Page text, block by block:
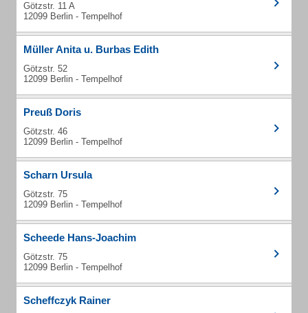
Götzstr. 11 A
12099 Berlin - Tempelhof
Müller Anita u. Burbas Edith
Götzstr. 52
12099 Berlin - Tempelhof
Preuß Doris
Götzstr. 46
12099 Berlin - Tempelhof
Scharn Ursula
Götzstr. 75
12099 Berlin - Tempelhof
Scheede Hans-Joachim
Götzstr. 75
12099 Berlin - Tempelhof
Scheffczyk Rainer